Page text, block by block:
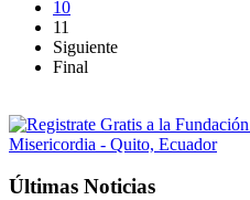
10
11
Siguiente
Final
Últimas Noticias